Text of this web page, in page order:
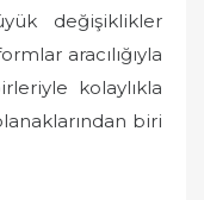
değişiklikler
aracılığıyla
kolaylıkla
biri